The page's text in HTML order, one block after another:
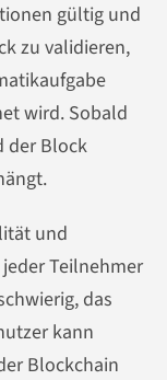
gültig und
zu validieren,
wird. Sobald
der Block
und
Teilnehmer
das
kann
Blockchain